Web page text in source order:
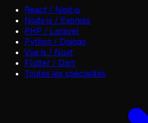
React / Next.js
Node.js / Express
PHP / Laravel
Python / Django
Vue.js / Nuxt
Flutter / Dart
Toutes les spécialités